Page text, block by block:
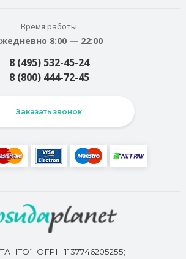
Время работы
8:00 — 22:00
8 (495) 532-45-24
8 (800) 444-72-45
Заказать звонок
ОГРН 1137746205255;